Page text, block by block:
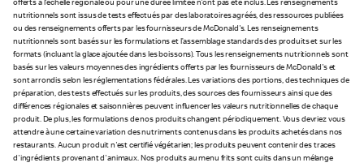
offerts à l'échelle régionale ou pour une durée limitée n'ont pas été inclus. Les renseignements
nutritionnels sont issus de tests effectués par des laboratoires agréés, des ressources publiées
ou des renseignements offerts par les fournisseurs de McDonald's. Les renseignements
nutritionnels sont basés sur les formulations et l’assemblage standards des produits et sur les
formats (incluant la glace ajoutée dans les boissons). Tous les renseignements nutritionnels sont
basés sur les valeurs moyennes des ingrédients offerts par les fournisseurs de McDonald's et
sont arrondis selon les réglementations fédérales. Les variations des portions, des techniques de
préparation, des tests effectués sur les produits, des sources des fournisseurs ainsi que des
différences régionales et saisonnières peuvent influencer les valeurs nutritionnelles de chaque
produit. De plus, les formulations de nos produits changent périodiquement. Vous devriez vous
attendre à une certaine variation des nutriments contenus dans les produits achetés dans nos
restaurants. Aucun produit n'est certifié végétarien; les produits peuvent contenir des traces
d'ingrédients provenant d'animaux. Nos produits au menu frits sont cuits dans un mélange